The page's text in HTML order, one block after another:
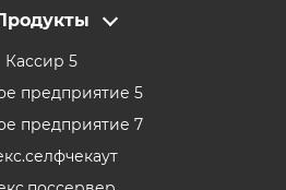
Кассир 5
предприятие 5
предприятие 7